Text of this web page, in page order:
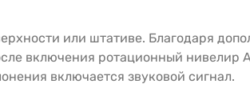
или штативе. Благодаря
включения ротационный нивелир
включается звуковой сигнал.